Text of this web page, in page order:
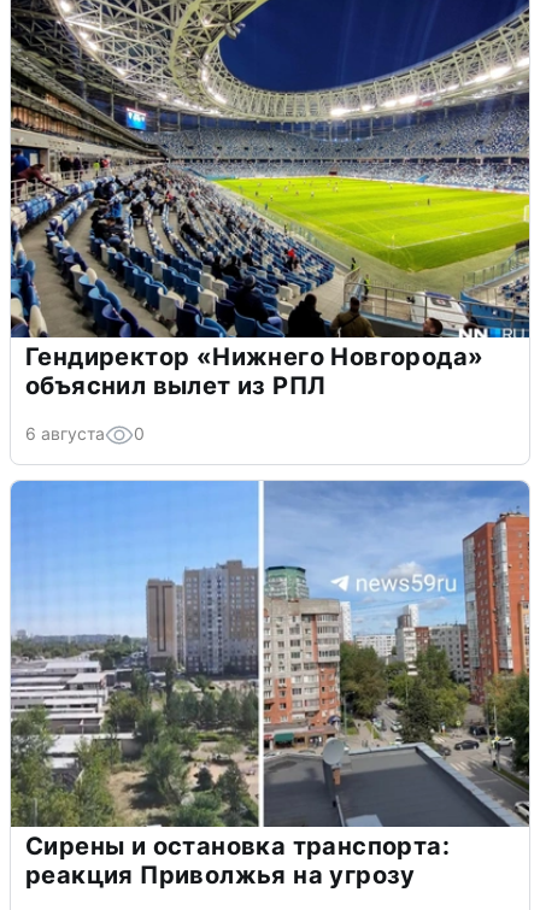
Гендиректор «Нижнего Новгорода»
объяснил вылет из РПЛ
6 августа 0
Сирены и остановка транспорта:
реакция Приволжья на угрозу